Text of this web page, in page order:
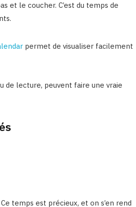
et le coucher. C’est du temps de
permet de visualiser facilement
de lecture, peuvent faire une vraie
temps est précieux, et on s’en rend